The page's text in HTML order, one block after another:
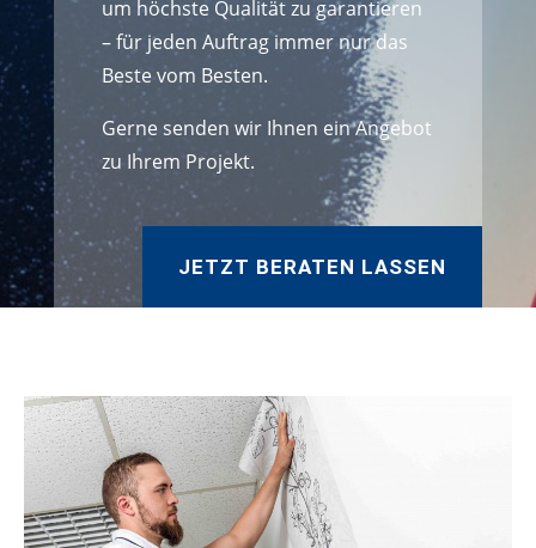
um höchste Qualität zu garantieren
– für jeden Auftrag immer nur das
Beste vom Besten.
Gerne senden wir Ihnen ein Angebot
zu Ihrem Projekt.
JETZT BERATEN LASSEN